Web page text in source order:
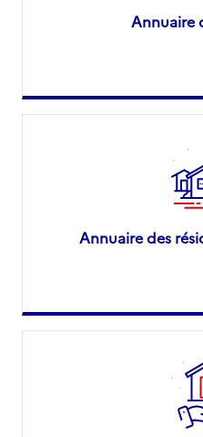
Annuaire
Annuaire des